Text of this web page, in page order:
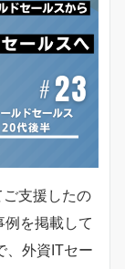
ご支援したの
を掲載して
、外資ITセー